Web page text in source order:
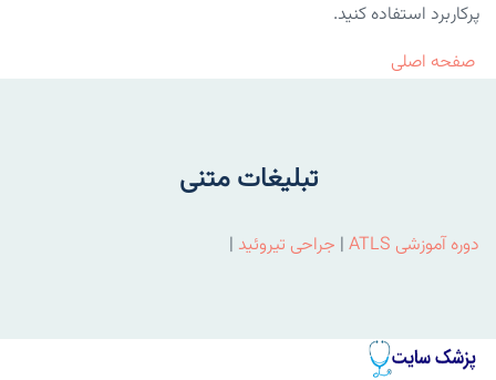
پرکاربرد استفاده کنید.
صفحه اصلی
تبلیغات متنی
دوره آموزشی ATLS | جراحی تیروئید |